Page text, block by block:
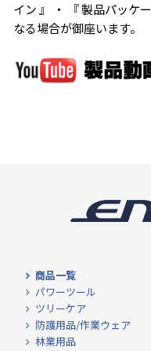
イン 』 ・ 『 製品パッケ
なる場合が御座います。
商品一覧
パワーツール
ツリーケア
防護用品/作業ウェア
林業用品